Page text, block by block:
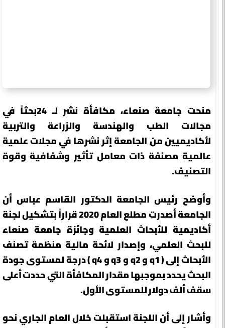
منحت جامعة صنعاء، مكافأة نشر لـ 24بحثاً في
مجالات الطب والهندسة والزراعة والتربية
لأكاديميين من الجامعة إثر نشرها في مجلات علمية
عالمية مصنفة ذات معامل تأثير وشفافية وقوة
التصنيف.
وأوضح رئيس الجامعة الدكتور القاسم عباس أن
الجامعة أصدرت مطلع العام 2020 قراراً بتشكيل لجنة
أكاديمية للأبحاث العلمية وجائزة جامعة صنعاء
للبحث العلمي، وإصدار لائحة مالية منظمة تصنف
الأبحاث إلى ( q1 و q2 و q3 و q4 ) درجة لمستوى جودة
البحث يحدد بموجبها مقدار المكافأة التي حددت أعلى
سقف ألف دولار للمستوى الأول.
وأشار إلى أن اللجنة استقبلت خلال العام الجاري نحو